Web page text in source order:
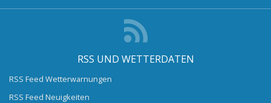
RSS UND WETTERDATEN
RSS Feed Wetterwarnungen
RSS Feed Neuigkeiten